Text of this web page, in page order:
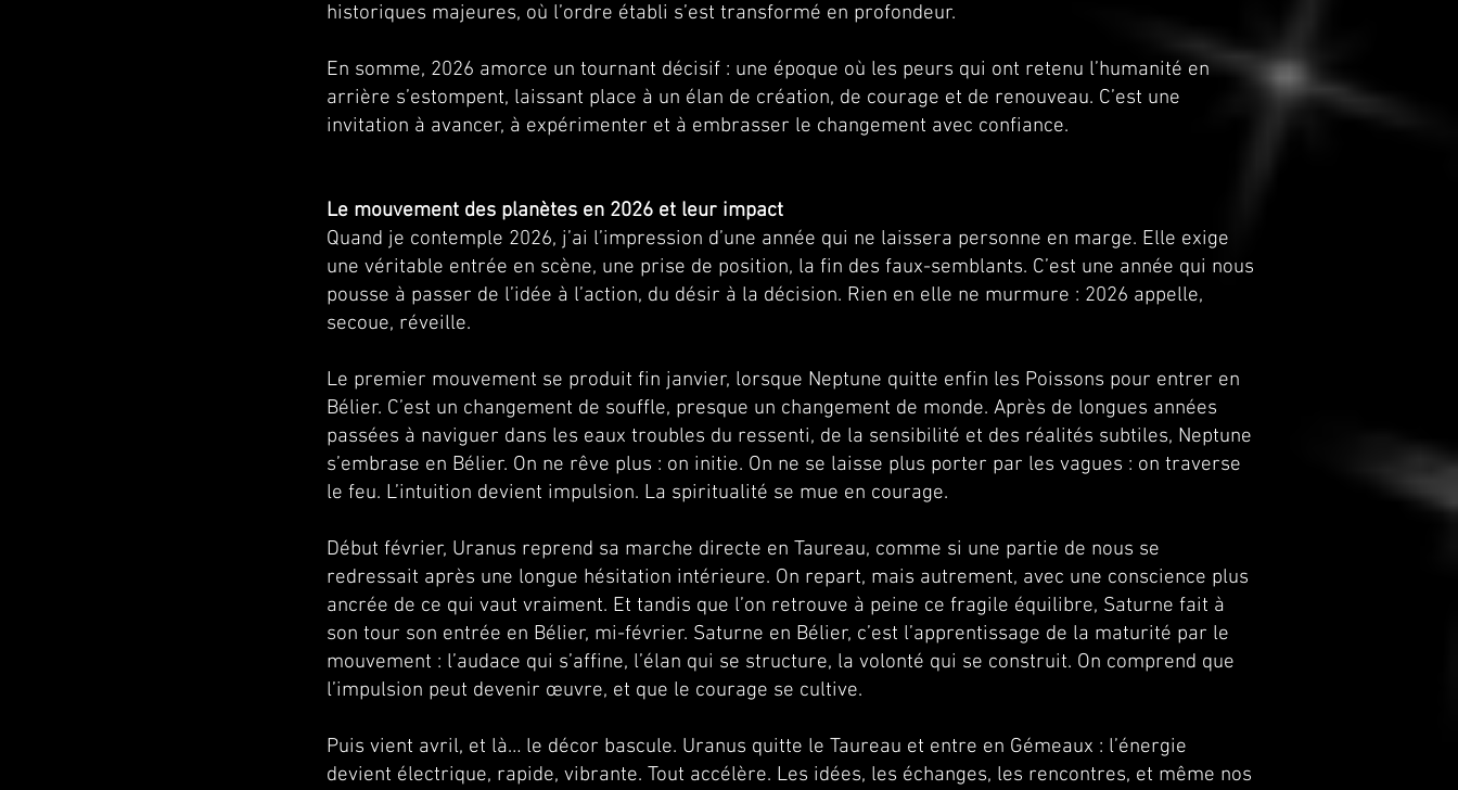
historiques majeures, où l’ordre établi s’est transformé en profondeur.
En somme, 2026 amorce un tournant décisif : une époque où les peurs qui ont retenu l’humanité en
arrière s’estompent, laissant place à un élan de création, de courage et de renouveau. C’est une
invitation à avancer, à expérimenter et à embrasser le changement avec confiance.
Le mouvement des planètes en 2026 et leur impact
Quand je contemple 2026, j’ai l’impression d’une année qui ne laissera personne en marge. Elle exige
une véritable entrée en scène, une prise de position, la fin des faux-semblants. C’est une année qui nous
pousse à passer de l’idée à l’action, du désir à la décision. Rien en elle ne murmure : 2026 appelle,
secoue, réveille.
Le premier mouvement se produit fin janvier, lorsque Neptune quitte enfin les Poissons pour entrer en
Bélier. C’est un changement de souffle, presque un changement de monde. Après de longues années
passées à naviguer dans les eaux troubles du ressenti, de la sensibilité et des réalités subtiles, Neptune
s’embrase en Bélier. On ne rêve plus : on initie. On ne se laisse plus porter par les vagues : on traverse
le feu. L’intuition devient impulsion. La spiritualité se mue en courage.
Début février, Uranus reprend sa marche directe en Taureau, comme si une partie de nous se
redressait après une longue hésitation intérieure. On repart, mais autrement, avec une conscience plus
ancrée de ce qui vaut vraiment. Et tandis que l’on retrouve à peine ce fragile équilibre, Saturne fait à
son tour son entrée en Bélier, mi-février. Saturne en Bélier, c’est l’apprentissage de la maturité par le
mouvement : l’audace qui s’affine, l’élan qui se structure, la volonté qui se construit. On comprend que
l’impulsion peut devenir œuvre, et que le courage se cultive.
Puis vient avril, et là… le décor bascule. Uranus quitte le Taureau et entre en Gémeaux : l’énergie
devient électrique, rapide, vibrante. Tout accélère. Les idées, les échanges, les rencontres, et même nos